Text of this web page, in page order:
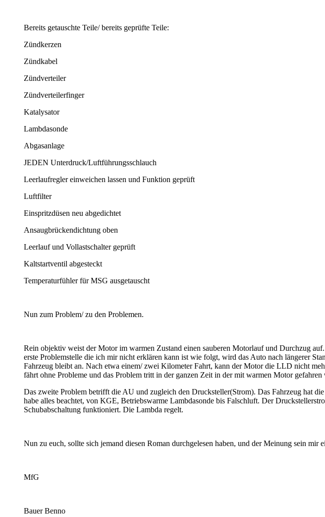
Bereits getauschte Teile/ bereits geprüfte Teile:
Zündkerzen
Zündkabel
Zündverteiler
Zündverteilerfinger
Katalysator
Lambdasonde
Abgasanlage
JEDEN Unterdruck/Luftführungsschlauch
Leerlaufregler einweichen lassen und Funktion geprüft
Luftfilter
Einspritzdüsen neu abgedichtet
Ansaugbrückendichtung oben
Leerlauf und Vollastschalter geprüft
Kaltstartventil abgesteckt
Temperaturfühler für MSG ausgetauscht
Nun zum Problem/ zu den Problemen.
Rein objektiv weist der Motor im warmen Zustand einen sauberen Motorlauf und Durchzug
erste Problemstelle die ich mir nicht erklären kann ist wie folgt, wird das Auto nach längerer
Fahrzeug bleibt an. Nach etwa einem/ zwei Kilometer Fahrt, kann der Motor die LLD nicht
fährt ohne Probleme und das Problem tritt in der ganzen Zeit in der mit warmen Motor
Das zweite Problem betrifft die AU und zugleich den Drucksteller(Strom). Das Fahrzeug hat
habe alles beachtet, von KGE, Betriebswarme Lambdasonde bis Falschluft. Der
Schubabschaltung funktioniert. Die Lambda regelt.
Nun zu euch, sollte sich jemand diesen Roman durchgelesen haben, und der Meinung sein
MfG
Bauer Benno